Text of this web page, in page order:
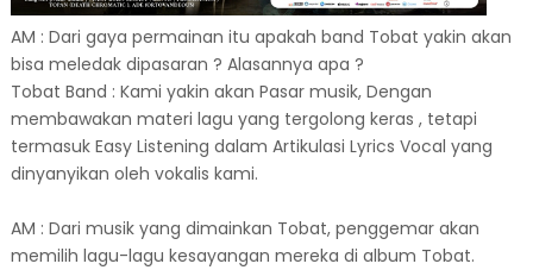
AM : Dari gaya permainan itu apakah band Tobat yakin akan
bisa meledak dipasaran ? Alasannya apa ?
Tobat Band : Kami yakin akan Pasar musik, Dengan
membawakan materi lagu yang tergolong keras , tetapi
termasuk Easy Listening dalam Artikulasi Lyrics Vocal yang
dinyanyikan oleh vokalis kami.
AM : Dari musik yang dimainkan Tobat, penggemar akan
memilih lagu-lagu kesayangan mereka di album Tobat.